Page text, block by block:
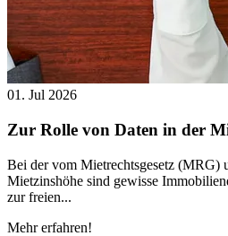
01. Jul 2026
Zur Rolle von Daten in der
Bei der vom Mietrechtsgesetz (MRG)
Mietzinshöhe sind gewisse
zur freien...
Mehr erfahren!